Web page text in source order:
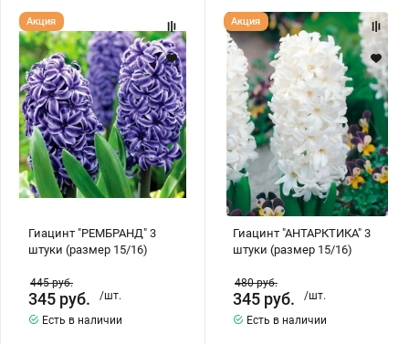
Гиацинт
"РЕМБРАНД"
3
штуки
(размер
15/16)
Гиацинт "РЕМБРАНД" 3
штуки (размер 15/16)
Акция
445руб.
345 руб.
/шт.
Есть в наличии
Гиацинт
"АНТАРКТИКА"
3
штуки
(размер
15/16)
Гиацинт "АНТАРКТИКА" 3
штуки (размер 15/16)
Акция
480руб.
345 руб.
/шт.
Есть в наличии